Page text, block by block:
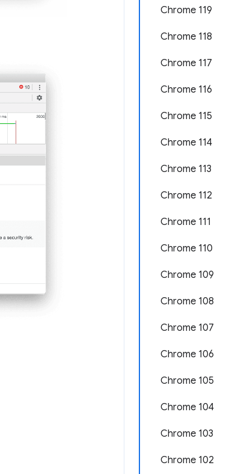
Chrome 119
Chrome 118
Chrome 117
Chrome 116
Chrome 115
Chrome 114
Chrome 113
Chrome 112
Chrome 111
Chrome 110
Chrome 109
Chrome 108
Chrome 107
Chrome 106
Chrome 105
Chrome 104
Chrome 103
Chrome 102